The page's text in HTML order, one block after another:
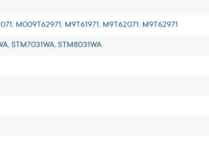
M009T62971, M9T61971, M9T62071, M9T62971
STM7031WA, STM8031WA